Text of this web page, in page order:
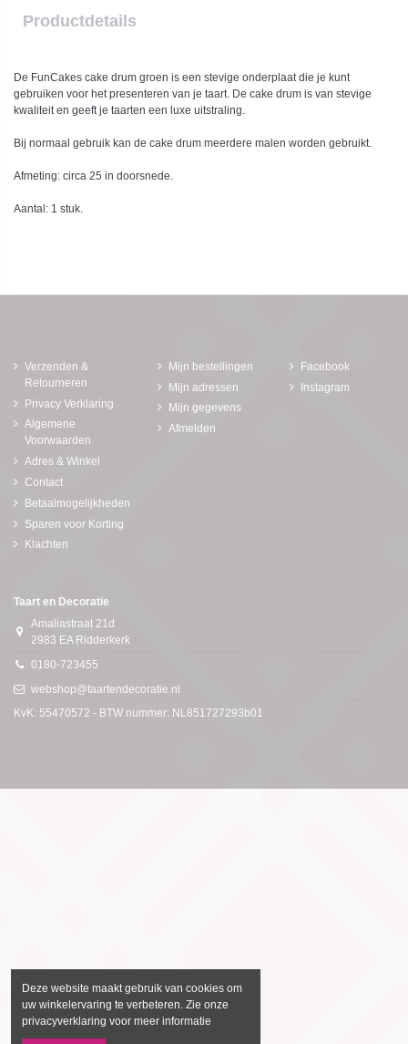
Productdetails
De FunCakes cake drum groen is een stevige onderplaat die je kunt
gebruiken voor het presenteren van je taart. De cake drum is van stevige
kwaliteit en geeft je taarten een luxe uitstraling.
Bij normaal gebruik kan de cake drum meerdere malen worden gebruikt.
Afmeting: circa 25 in doorsnede.
Aantal: 1 stuk.
Verzenden &
Retourneren
Privacy Verklaring
Algemene
Voorwaarden
Adres & Winkel
Contact
Betaalmogelijkheden
Sparen voor Korting
Klachten
Mijn bestellingen
Mijn adressen
Mijn gegevens
Afmelden
Facebook
Instagram
Taart en Decoratie
Amaliastraat 21d
2983 EA Ridderkerk
0180-723455
webshop@taartendecoratie.nl
KvK: 55470572 - BTW nummer: NL851727293b01
Deze website maakt gebruik van cookies om
uw winkelervaring te verbeteren. Zie onze
privacyverklaring voor meer informatie